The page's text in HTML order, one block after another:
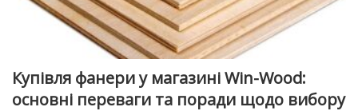
Купівля фанери у магазині Win-Wood:
основні переваги та поради щодо вибору